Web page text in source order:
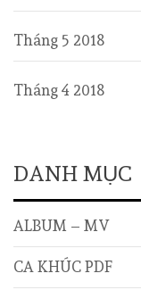
Tháng 5 2018
Tháng 4 2018
DANH MỤC
ALBUM – MV
CA KHÚC PDF